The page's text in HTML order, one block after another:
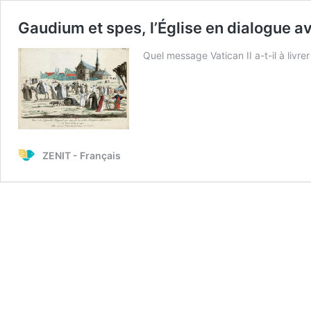
Gaudium et spes, l’Église en dialogue
Quel message Vatican II a-t-il à
ZENIT - Français